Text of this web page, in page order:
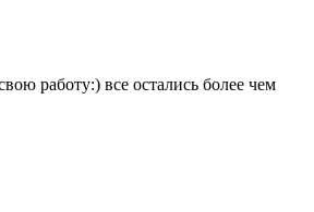
работу:) все остались более чем